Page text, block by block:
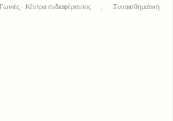
Γωνιές - Κέντρα ενδιαφέροντος
Συναισθηματική